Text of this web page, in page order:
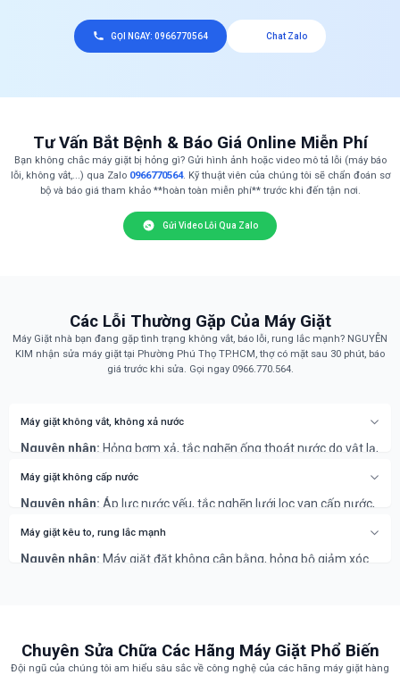
GỌI NGAY: 0966770564 Chat Zalo
Tư Vấn Bắt Bệnh & Báo Giá Online Miễn Phí
Bạn không chắc máy giặt bị hỏng gì? Gửi hình ảnh hoặc video mô tả lỗi (máy báo
lỗi, không vắt,...) qua Zalo 0966770564. Kỹ thuật viên của chúng tôi sẽ chẩn đoán sơ
bộ và báo giá tham khảo **hoàn toàn miễn phí** trước khi đến tận nơi.
Gửi Video Lỗi Qua Zalo
Các Lỗi Thường Gặp Của Máy Giặt
Máy Giặt nhà bạn đang gặp tình trạng không vắt, báo lỗi, rung lắc mạnh? NGUYỄN
KIM nhận sửa máy giặt tại Phường Phú Thọ TP.HCM, thợ có mặt sau 30 phút, báo
giá trước khi sửa. Gọi ngay 0966.770.564.
Máy giặt không vắt, không xả nước
Nguyên nhân: Hỏng bơm xả, tắc nghẽn ống thoát nước do vật lạ,
Cách khắc phục:Kiểm tra bơm xả, vệ sinh ống thoát. Nếu không
Máy giặt không cấp nước
Nguyên nhân: Áp lực nước yếu, tắc nghẽn lưới lọc van cấp nước,
Cách khắc phục:Kiểm tra nguồn nước và vệ sinh lưới lọc van
nước.
Máy giặt kêu to, rung lắc mạnh
Nguyên nhân: Máy giặt đặt không cân bằng, hỏng bộ giảm xóc
Chuyên Sửa Chữa Các Hãng Máy Giặt Phổ Biến
Đội ngũ của chúng tôi am hiểu sâu sắc về công nghệ của các hãng máy giặt hàng